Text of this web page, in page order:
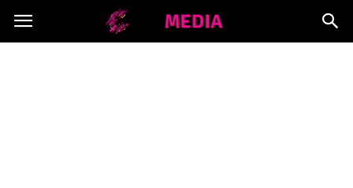
Copymedia.pl